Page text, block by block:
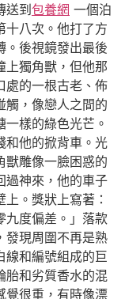
送到包養網 一個泊
十八次。他打了方
。後視鏡發出最後
上獨角獸，但他那
處的一根古老、佈
觸，像戀人之間的
樣的綠色光芒。
和他的掀背車。光
獸雕像一臉困惑的
過神來，他的車子
。獎狀上寫著：
九度偏差。」落款
發現周圍不再是熟
線和編號組成的巨
胎和劣質香水的混
覺很重，有時像漂